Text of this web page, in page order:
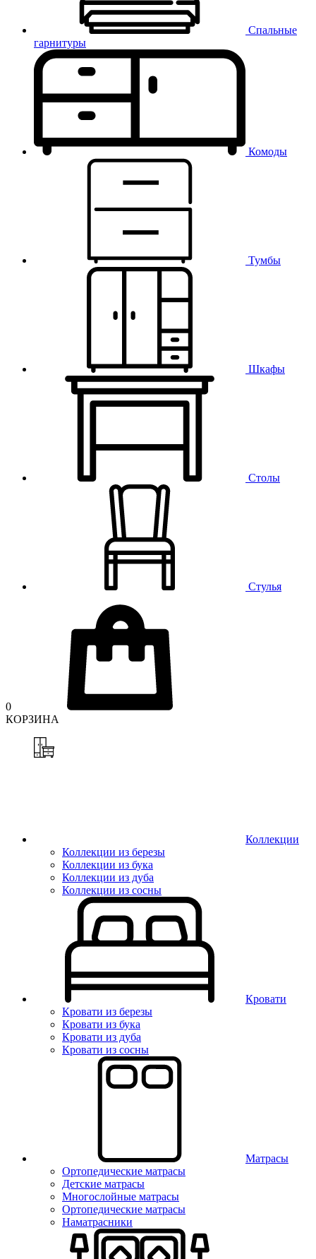
Спальные
гарнитуры
Комоды
Тумбы
Шкафы
Столы
Стулья
0
КОРЗИНА
Коллекции
Коллекции из березы
Коллекции из бука
Коллекции из дуба
Коллекции из сосны
Кровати
Кровати из березы
Кровати из бука
Кровати из дуба
Кровати из сосны
Матрасы
Ортопедические матрасы
Детские матрасы
Многослойные матрасы
Ортопедические матрасы
Наматрасники